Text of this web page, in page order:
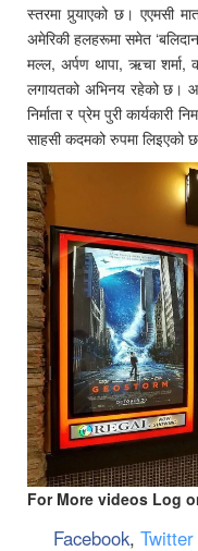
स्तरमा पुर्‍याएको छ। एएमसी
अमेरिकी हलहरूमा समेत
मल्ल, अर्पण थापा, ऋचा शर्मा,
लगायतको अभिनय रहेको छ।
निर्माता र प्रेम पुरी कार्यकारी
साहसी कदमको रुपमा लिइएको
For More videos Log
Facebook, Twitter